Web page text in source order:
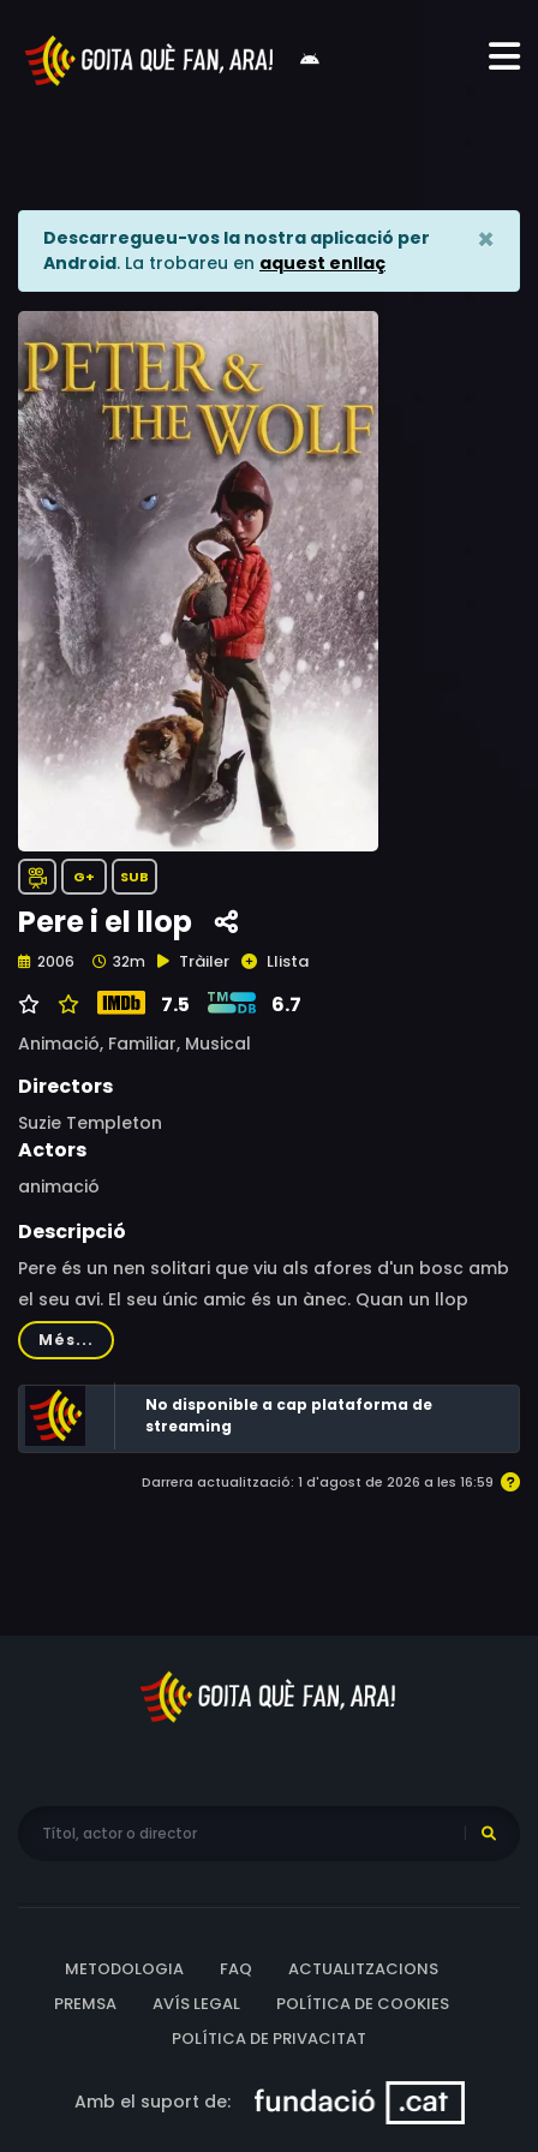
Descarregueu-vos la nostra aplicació per
Android. La trobareu en aquest enllaç
×
G+ SUB
Pere i el llop
2006 32m Tràiler Llista
7.5 6.7
Animació, Familiar, Musical
Directors
Suzie Templeton
Actors
animació
Descripció
Pere és un nen solitari que viu als afores d'un bosc amb
el seu avi. El seu únic amic és un ànec. Quan un llop
temible amenaça l'ànec, Pere, amb el gat del seu avi i un
ocell, decideix armar-se de valor i enfrontar-se al llop
per acabar amb ell.
Més...
No disponible a cap plataforma de
streaming
Darrera actualització: 1 d'agost de 2026 a les 16:59
METODOLOGIA FAQ
ACTUALITZACIONS
PREMSA
AVÍS LEGAL
POLÍTICA DE COOKIES
POLÍTICA DE PRIVACITAT
Amb el suport de: